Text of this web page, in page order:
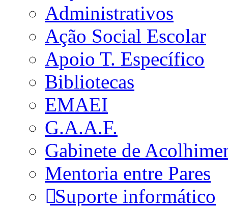
Administrativos
Ação Social Escolar
Apoio T. Específico
Bibliotecas
EMAEI
G.A.A.F.
Gabinete de
Mentoria entre Pares
Suporte informático